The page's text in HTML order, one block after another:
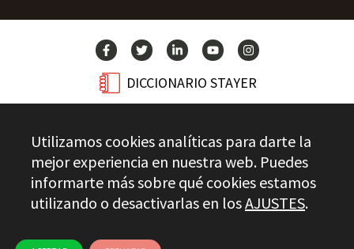
DICCIONARIO STAYER
CONTACTO
Stayer.es © 2026
Utilizamos cookies analíticas para darte la
mejor experiencia en nuestra web. Puedes
informarte más sobre qué cookies estamos
utilizando o desactivarlas en losAJUSTES.